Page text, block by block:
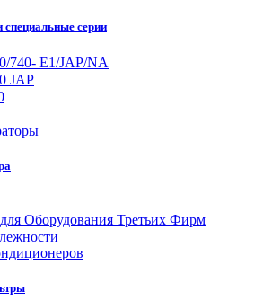
специальные серии
740- E1/JAP/NA
JAP
Оборудования Третьих Фирм